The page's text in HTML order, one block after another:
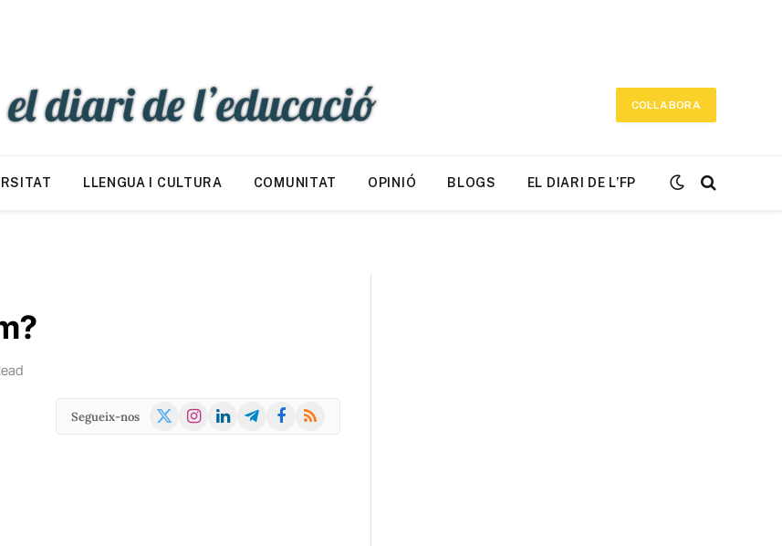
COL·LABORA
LLENGUA I CULTURA COMUNITAT OPINIÓ BLOGS EL DIARI DE L’FP
Segueix-nos
X
Instagram
LinkedInTelegramFacebook
RSS